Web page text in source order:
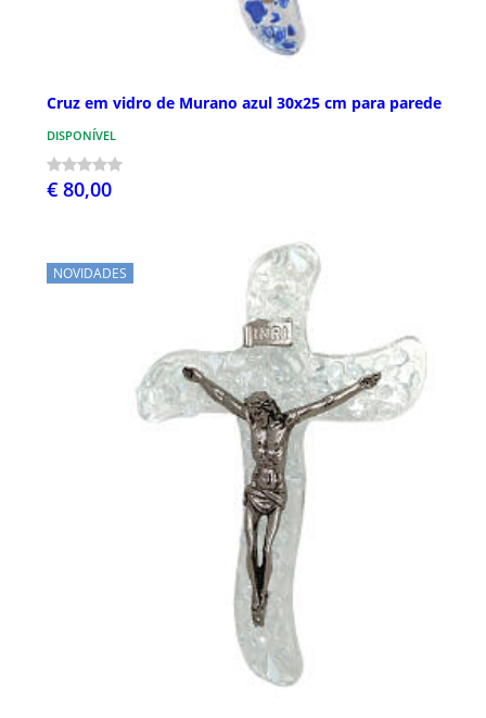
Cruz em vidro de Murano azul 30x25 cm para parede
DISPONÍVEL
€ 80,00
NOVIDADES